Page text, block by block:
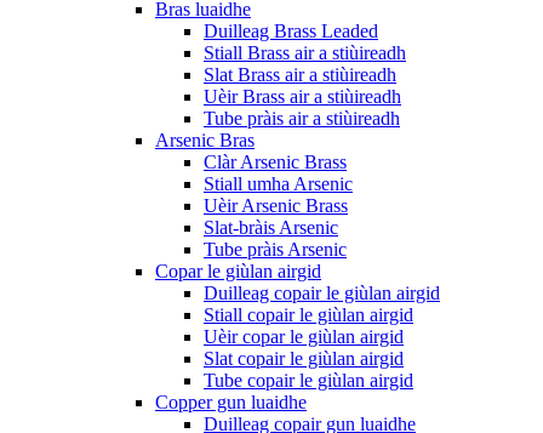
Bras luaidhe
Duilleag Brass Leaded
Stiall Brass air a stiùireadh
Slat Brass air a stiùireadh
Uèir Brass air a stiùireadh
Tube pràis air a stiùireadh
Arsenic Bras
Clàr Arsenic Brass
Stiall umha Arsenic
Uèir Arsenic Brass
Slat-bràis Arsenic
Tube pràis Arsenic
Copar le giùlan airgid
Duilleag copair le giùlan airgid
Stiall copair le giùlan airgid
Uèir copar le giùlan airgid
Slat copair le giùlan airgid
Tube copair le giùlan airgid
Copper gun luaidhe
Duilleag copair gun luaidhe